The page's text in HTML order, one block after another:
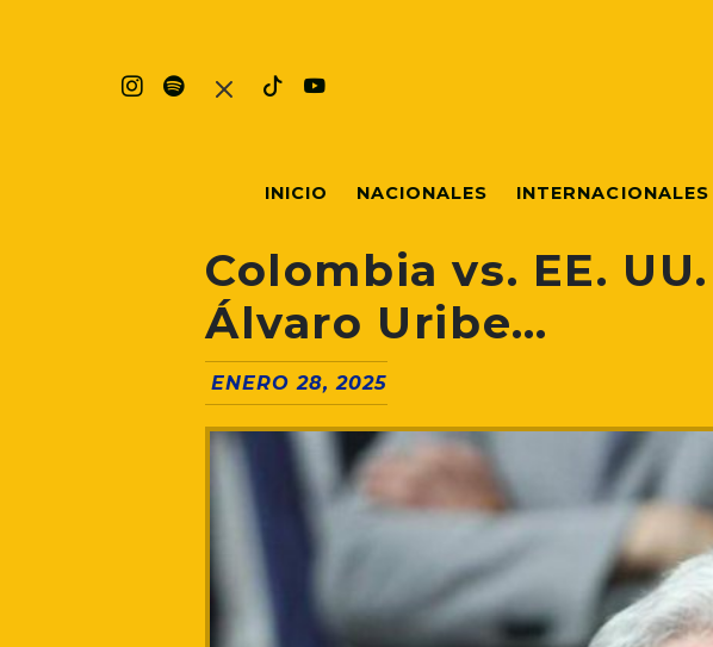
INICIO NACIONALES INTERNACIONALES
Colombia vs. EE.
Álvaro Uribe…
ENERO 28, 2025